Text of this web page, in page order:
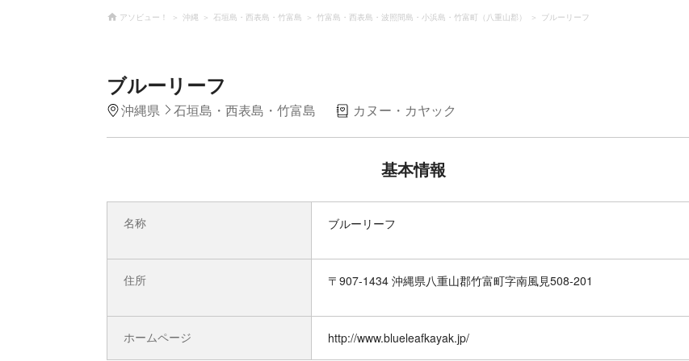
アソビュー！ 沖縄 石垣島・西表島・竹富島 竹富島・西表島・波照間島・小浜島・竹富町（八重山郡） ブルーリーフ
ブルーリーフ
沖縄県 石垣島・西表島・竹富島 カヌー・カヤック
基本情報
名称 ブルーリーフ
住所 〒907-1434 沖縄県八重山郡竹富町字南風見508-201
ホームページ http://www.blueleafkayak.jp/